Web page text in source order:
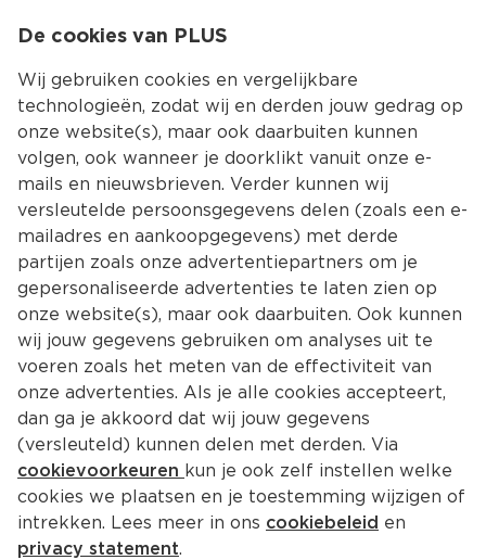
Kies jouw
Terug Producten
Bisolvon Zuigtabletten Ectoin
Per Doos 16 st  (per stuks €0.53)
De cookies van PLUS
Wij gebruiken cookies en vergelijkbare
technologieën, zodat wij en derden jouw gedrag op
onze website(s), maar ook daarbuiten kunnen
volgen, ook wanneer je doorklikt vanuit onze e-
mails en nieuwsbrieven. Verder kunnen wij
versleutelde persoonsgegevens delen (zoals een e-
mailadres en aankoopgegevens) met derde
partijen zoals onze advertentiepartners om je
gepersonaliseerde advertenties te laten zien op
onze website(s), maar ook daarbuiten. Ook kunnen
wij jouw gegevens gebruiken om analyses uit te
voeren zoals het meten van de effectiviteit van
onze advertenties. Als je alle cookies accepteert,
dan ga je akkoord dat wij jouw gegevens
(versleuteld) kunnen delen met derden. Via
cookievoorkeuren kun je ook zelf instellen welke
cookies we plaatsen en je toestemming wijzigen of
intrekken. Lees meer in ons cookiebeleid en
privacy statement.